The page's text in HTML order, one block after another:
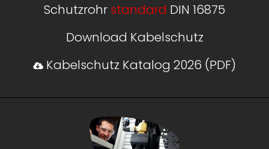
Schutzrohr standard DIN 16875
Download Kabelschutz
Kabelschutz Katalog 2026 (PDF)